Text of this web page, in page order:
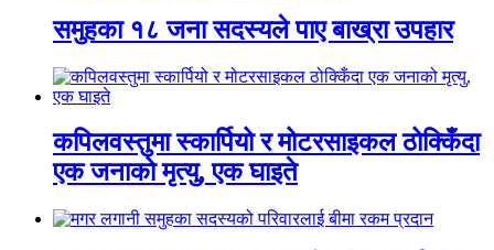
समुहका १८ जना सदस्यले पाए बाख्रा उपहार
कपिलवस्तुमा स्कार्पियो र मोटरसाइकल ठोक्किँदा
एक जनाको मृत्यु, एक घाइते